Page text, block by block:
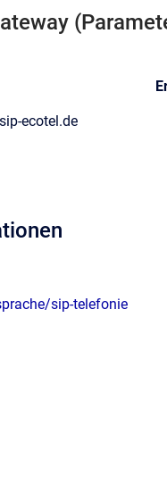
ecotel.de
sip-telefonie